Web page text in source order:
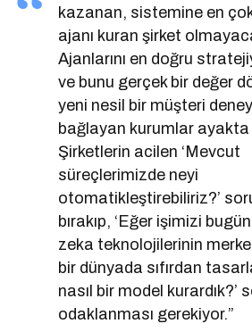
kazanan, sistemine en
ajanı kuran şirket
Ajanlarını en doğru
ve bunu gerçek bir değer
yeni nesil bir müşteri
bağlayan kurumlar
Şirketlerin acilen ‘Mevcut
süreçlerimizde neyi
otomatikleştirebiliriz?’
bırakıp, ‘Eğer işimizi
zeka teknolojilerinin
bir dünyada sıfırdan
nasıl bir model kurardık?’
odaklanması gerekiyor.”